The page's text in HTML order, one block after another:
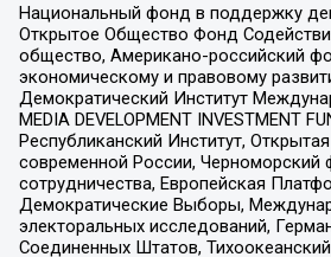
Национальный фонд в поддержку
Открытое Общество Фонд
общество, Американо-российский
экономическому и правовому
Демократический Институт
MEDIA DEVELOPMENT INVESTMENT
Республиканский Институт,
современной России, Черноморский
сотрудничества, Европейская
Демократические Выборы,
электоральных исследований,
Соединенных Штатов,